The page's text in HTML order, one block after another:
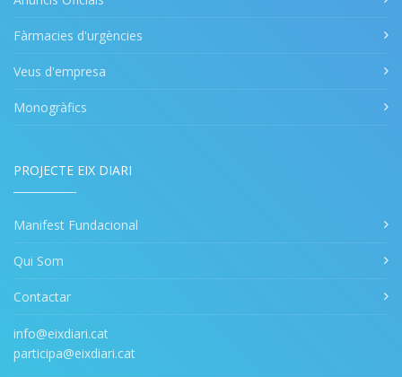
Fàrmacies d'urgències
Veus d'empresa
Monogràfics
PROJECTE EIX DIARI
Manifest Fundacional
Qui Som
Contactar
info@eixdiari.cat
participa@eixdiari.cat